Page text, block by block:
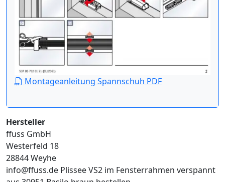
Montageanleitung Spannschuh PDF
Hersteller
ffuss GmbH
Westerfeld 18
28844 Weyhe
info@ffuss.de Plissee VS2 im Fensterrahmen verspannt